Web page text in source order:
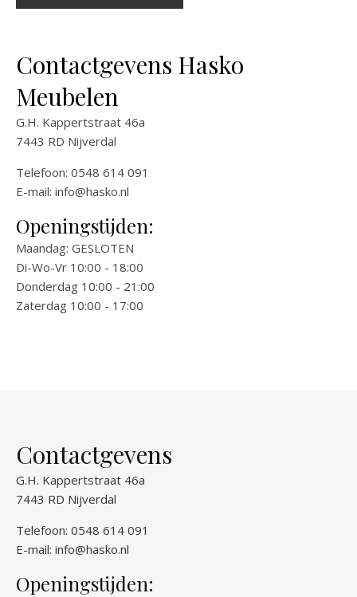
Contactgevens Hasko
Meubelen
G.H. Kappertstraat 46a
7443 RD Nijverdal
Telefoon: 0548 614 091
E-mail: info@hasko.nl
Openingstijden:
Maandag: GESLOTEN
Di-Wo-Vr 10:00 - 18:00
Donderdag 10:00 - 21:00
Zaterdag 10:00 - 17:00
Contactgevens
G.H. Kappertstraat 46a
7443 RD Nijverdal
Telefoon: 0548 614 091
E-mail: info@hasko.nl
Openingstijden: